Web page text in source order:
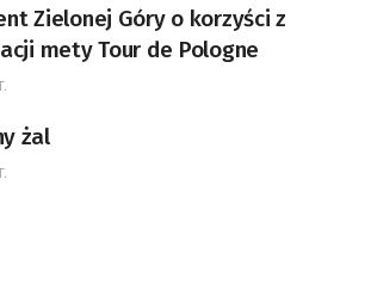
Zielonej Góry o korzyści z
mety Tour de Pologne
żal